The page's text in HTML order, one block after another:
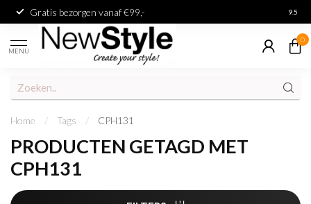
Gratis bezorgen vanaf €99,- 9.5
MENU
0
Home / Tags / CPH131
PRODUCTEN GETAGD MET
CPH131